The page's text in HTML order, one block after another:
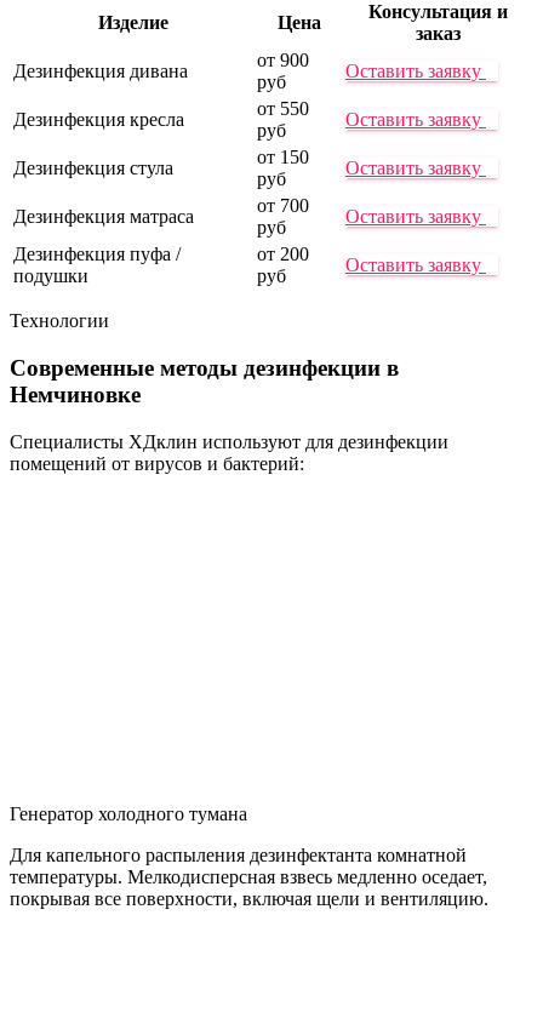
Изделие Цена
Консультация и
заказ
Дезинфекция дивана
от 900
руб
Оставить заявку
Дезинфекция кресла
от 550
руб
Оставить заявку
Дезинфекция стула
от 150
руб
Оставить заявку
Дезинфекция матраса
от 700
руб
Оставить заявку
Дезинфекция пуфа /
подушки
от 200
руб
Оставить заявку
Технологии
Современные методы дезинфекции в
Немчиновке
Специалисты ХДклин используют для дезинфекции
помещений от вирусов и бактерий:
Генератор холодного тумана
Для капельного распыления дезинфектанта комнатной
температуры. Мелкодисперсная взвесь медленно оседает,
покрывая все поверхности, включая щели и вентиляцию.